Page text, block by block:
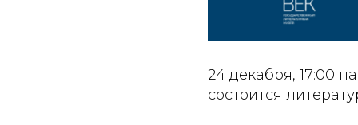
24 декабря, 17:00
состоится